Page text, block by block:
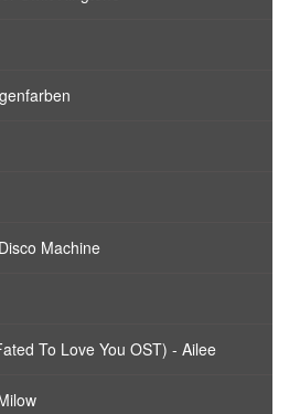
Machine
To Love You OST) - Ailee